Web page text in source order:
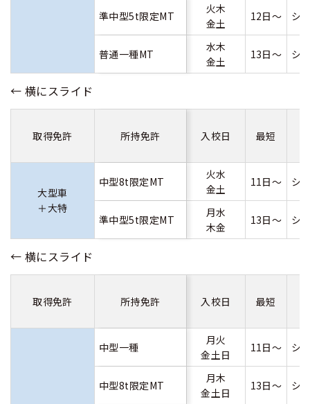
準中型5t限定MT
火木
金土
12日～ シ
普通一種MT
水木
金土
13日～ シ
取得免許 所持免許 入校日 最短
大型車
＋大特
中型8t限定MT
火水
金土
11日～ シ
準中型5t限定MT
月水
木金
13日～ シ
取得免許 所持免許 入校日 最短
中型一種
月火
金土日
11日～ シ
中型8t限定MT
月木
金土日
13日～ シ